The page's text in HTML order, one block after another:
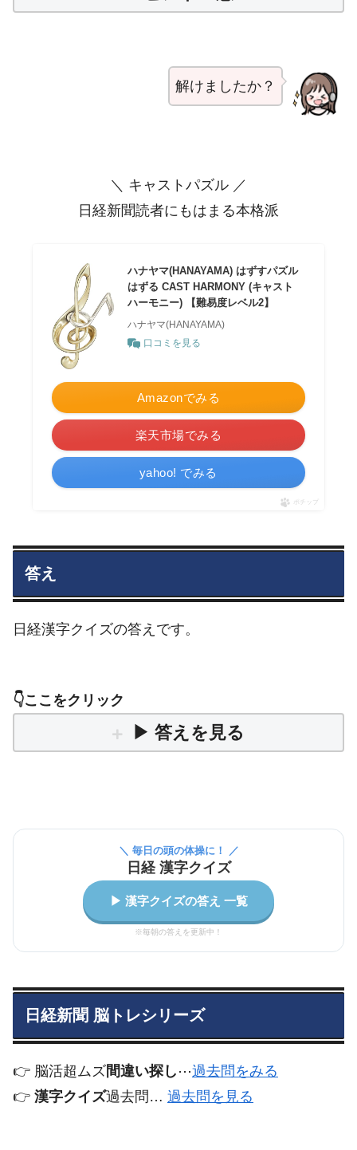
解けましたか？
＼ キャストパズル ／
日経新聞読者にもはまる本格派
ハナヤマ(HANAYAMA) はずすパズル
はずる CAST HARMONY (キャスト
ハーモニー) 【難易度レベル2】
ハナヤマ(HANAYAMA)
口コミを見る
Amazonでみる
楽天市場でみる
yahoo! でみる
ポチップ
答え
日経漢字クイズの答えです。
👇️ここをクリック
▶ 答えを見る
＼ 毎日の頭の体操に！ ／
日経 漢字クイズ
▶ 漢字クイズの答え 一覧
※毎朝の答えを更新中！
日経新聞 脳トレシリーズ
👉️ 脳活超ムズ間違い探し ⋯過去問をみる
👉️ 漢字クイズ過去問… 過去問を見る